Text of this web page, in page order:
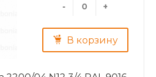
- +
В корзину